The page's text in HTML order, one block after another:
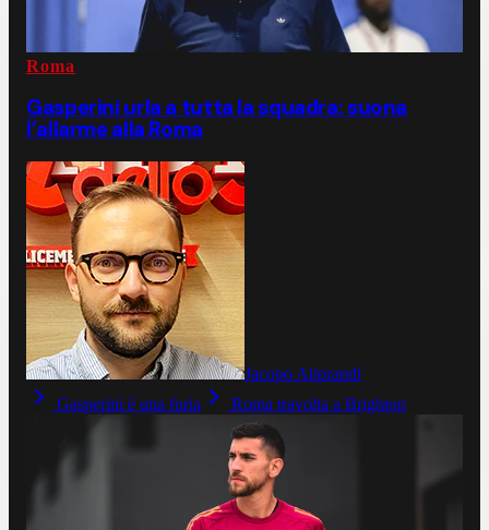
Roma
Gasperini urla a tutta la squadra: suona
l’allarme alla Roma
Jacopo Aliprandi
Gasperini è una furia
Roma travolta a Brighton